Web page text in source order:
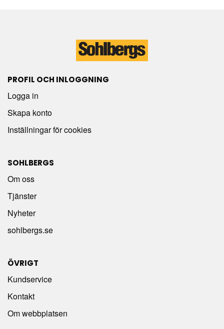
PROFIL OCH INLOGGNING
Logga in
Skapa konto
Inställningar för cookies
SOHLBERGS
Om oss
Tjänster
Nyheter
sohlbergs.se
ÖVRIGT
Kundservice
Kontakt
Om webbplatsen